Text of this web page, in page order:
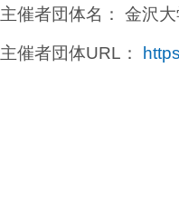
主催者団体名： 金沢
主催者団体URL：